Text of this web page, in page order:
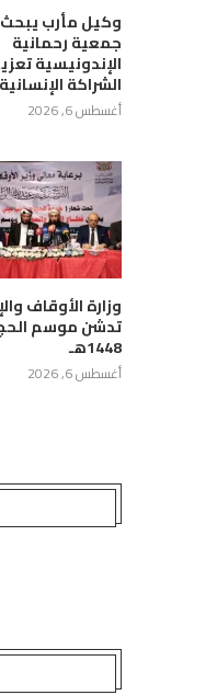
الضالع يناقش مع رئيس فرع
جهاز الرقابة...
أغسطس 6, 2026
وكيل مأرب
جمعية رحمانية
الإندونيسية
الشراكة الإنسانية
أغسطس 6, 2026
وزارة الأوقاف
تدشن موسم
1448هـ
أغسطس 6, 2026